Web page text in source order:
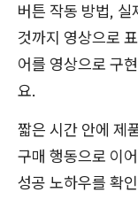
버튼 작동 방법, 실
것까지 영상으로
어를 영상으로 구
요.
짧은 시간 안에 제
구매 행동으로 이
성공 노하우를 확